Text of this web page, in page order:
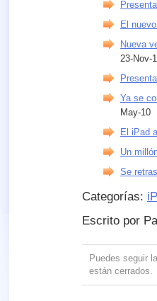
El
Nueva
23-Nov-
Ya se
May-10
El iPad
Un
Se
Categorías:
Escrito por
Puedes seguir
están cerrados.